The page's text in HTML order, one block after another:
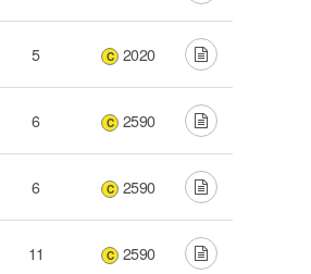
5 C 2020
6 C 2590
6 C 2590
11 C 2590